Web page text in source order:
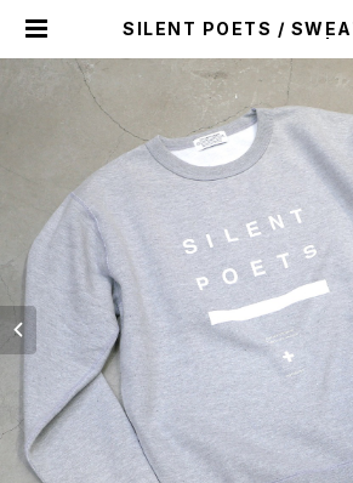
SILENT POETS /
y house - セントバレー